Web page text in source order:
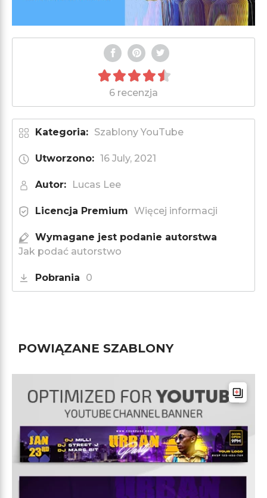
6 recenzja
Kategoria: Szablony YouTube
Utworzono: 16 July, 2021
Autor: Lucas Lee
Licencja Premium Więcej informacji
Wymagane jest podanie autorstwa
Jak podać autorstwo
Pobrania 0
POWIĄZANE SZABLONY